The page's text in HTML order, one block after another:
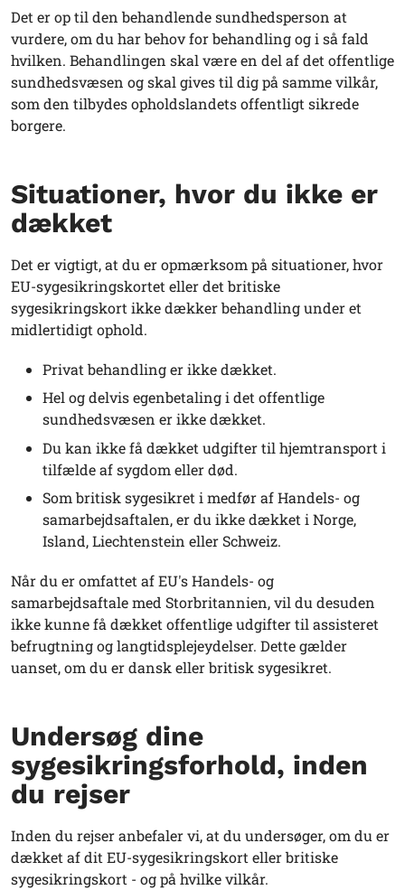
Det er op til den behandlende sundhedsperson at
vurdere, om du har behov for behandling og i så fald
hvilken. Behandlingen skal være en del af det offentlige
sundhedsvæsen og skal gives til dig på samme vilkår,
som den tilbydes opholdslandets offentligt sikrede
borgere.
Situationer, hvor du ikke er
dækket
Det er vigtigt, at du er opmærksom på situationer, hvor
EU-sygesikringskortet eller det britiske
sygesikringskort ikke dækker behandling under et
midlertidigt ophold.
Privat behandling er ikke dækket.
Hel og delvis egenbetaling i det offentlige
sundhedsvæsen er ikke dækket.
Du kan ikke få dækket udgifter til hjemtransport i
tilfælde af sygdom eller død.
Som britisk sygesikret i medfør af Handels- og
samarbejdsaftalen, er du ikke dækket i Norge,
Island, Liechtenstein eller Schweiz.
Når du er omfattet af EU's Handels- og
samarbejdsaftale med Storbritannien, vil du desuden
ikke kunne få dækket offentlige udgifter til assisteret
befrugtning og langtidsplejeydelser. Dette gælder
uanset, om du er dansk eller britisk sygesikret.
Undersøg dine
sygesikringsforhold, inden
du rejser
Inden du rejser anbefaler vi, at du undersøger, om du er
dækket af dit EU-sygesikringskort eller britiske
sygesikringskort - og på hvilke vilkår.